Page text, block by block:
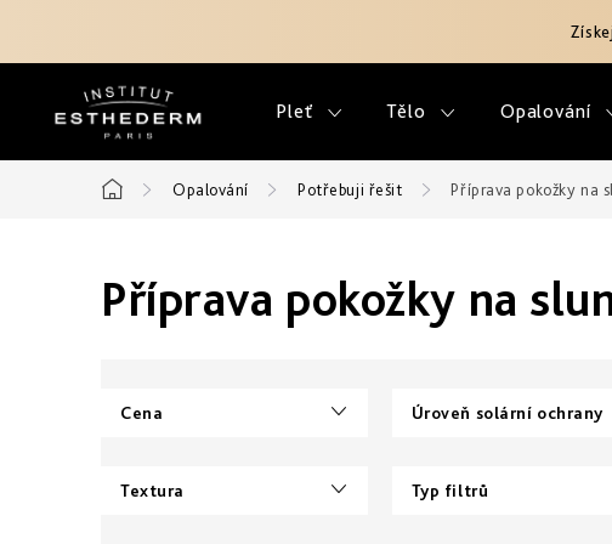
obsah
Pleť Tělo Opalování
Domů
Opalování Potřebuji řešit Příprava pokožky na
Příprava pokožky na
Cena Úroveň solární ochrany
Textura Typ filtrů